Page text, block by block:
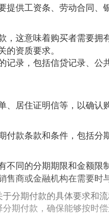
提供工资条、劳动合同、
，这意味着购买者需要
资质要求。
记录，包括信贷记录、
居住证明信等，以确认
付款条款和条件，包括分
不同的分期期限和金额限
商或金融机构在需要时
分期付款的具体要求和
期付款，确保能够按时